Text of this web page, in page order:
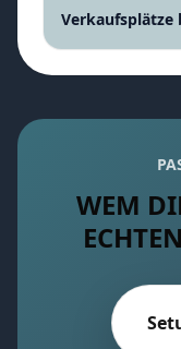
Verkaufsplätze
WEM